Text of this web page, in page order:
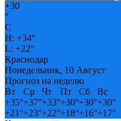
+30
°
C
H: +34°
L: +22°
Краснодар
Понедельник, 10 Август
Прогноз на неделю
Вт
Ср Чт Пт Сб
Вс
+35°+37°+33°+30°+30°+30°
+21°+23°+22°+18°+16°+17°